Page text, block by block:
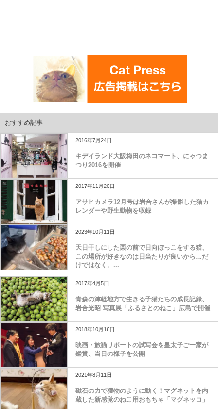
おすすめ記事
2016年7月24日
キデイランド大阪梅田のネコマート、にゃつま
つり2016を開催
2017年11月20日
アサヒカメラ12月号は岩合さんが撮影した猫カ
レンダーや野生動物を収録
2023年10月11日
天日干しにした栗の前で日向ぼっこをする猫、
この場所が好きなのは日当たりが良いから…だ
けではなく、...
2017年4月5日
青森の津軽地方で生きる子猫たちの成長記録、
岩合光昭 写真展「ふるさとのねこ」広島で開催
2018年10月16日
映画・旅猫リポートの試写会を皇太子ご一家が
鑑賞、当日の様子を公開
2021年8月11日
磁石の力で獲物のように動く！マグネットを内
蔵した新感覚のねこ用おもちゃ「マグネッコ」